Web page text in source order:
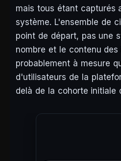
mais tous étant capturés
système. L'ensemble de
point de départ, pas une
nombre et le contenu
probablement à mesure
d'utilisateurs de la
delà de la cohorte initiale